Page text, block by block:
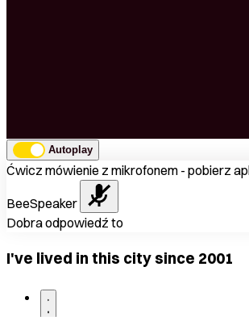
Autoplay
Ćwicz mówienie z mikrofonem - pobierz
BeeSpeaker
Dobra odpowiedź to
I've lived in this city since 2001